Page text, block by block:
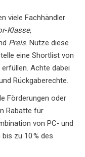
viele Fachhändler
,
Preis. Nutze diese
eine Shortlist von
Achte dabei
Rückgaberechte.
Förderungen oder
Rabatte für
von PC‑ und
zu 10 % des